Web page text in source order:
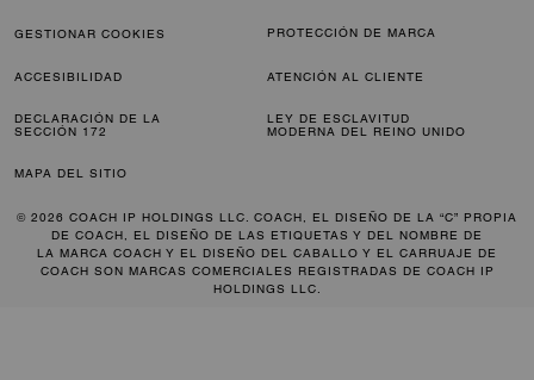
GESTIONAR COOKIES PROTECCIÓN DE MARCA
ACCESIBILIDAD ATENCIÓN AL CLIENTE
DECLARACIÓN DE LA
SECCIÓN 172
LEY DE ESCLAVITUD
MODERNA DEL REINO UNIDO
MAPA DEL SITIO
© 2026 COACH IP HOLDINGS LLC. COACH, EL DISEÑO DE LA “C” PROPIA
DE COACH, EL DISEÑO DE LAS ETIQUETAS Y DEL NOMBRE DE
LA MARCA COACH Y EL DISEÑO DEL CABALLO Y EL CARRUAJE DE
COACH SON MARCAS COMERCIALES REGISTRADAS DE COACH IP
HOLDINGS LLC.